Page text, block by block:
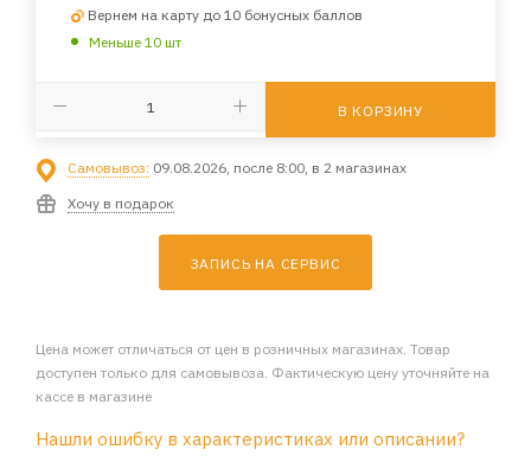
Вернем на карту до 10 бонусных баллов
Меньше 10 шт
В КОРЗИНУ
Самовывоз: 09.08.2026, после 8:00, в 2 магазинах
Хочу в подарок
ЗАПИСЬ НА СЕРВИС
Цена может отличаться от цен в розничных магазинах. Товар
доступен только для самовывоза. Фактическую цену уточняйте на
кассе в магазине
Нашли ошибку в характеристиках или описании?